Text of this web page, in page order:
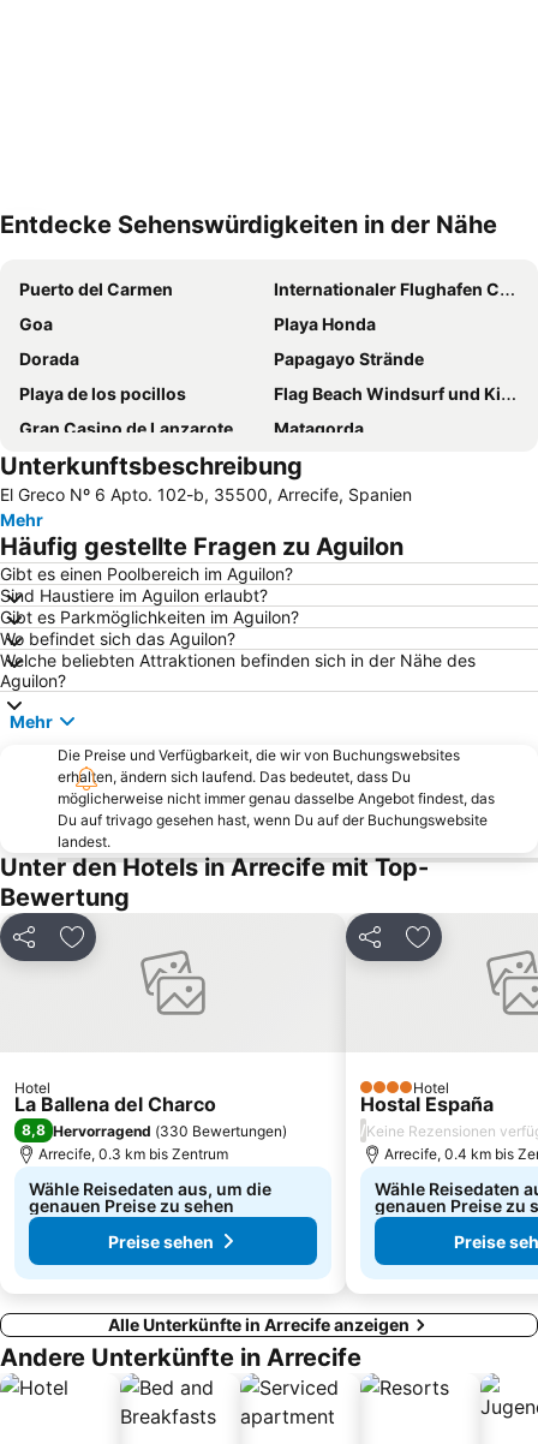
Entdecke Sehenswürdigkeiten in der Nähe
Puerto del Carmen
Internationaler Flughafen César Manrique-Lanzarote
Goa
Playa Honda
Dorada
Papagayo Strände
Playa de los pocillos
Flag Beach Windsurf und Kitesurf Centrum
Gran Casino de Lanzarote
Matagorda
Free Dolphin Diving
Plaza de las Dunas
Playa Flamingo
Los Pocillos
Alter Ortskern
Strand von Famara
Puerto deportivo Marina Rubicon
Avenida de las Playas
Ciudad Deportiva Lanzarote
de la Cruz o del Pozo
Insel Los Lobos
Dunas de Corralejo Natural Park
Aquapark Costa Teguise
De las Cucharas
Sporthafen Puerto Calero
Playa del Muelle Chico
Reducto-Strand
La Concha
Playa de San Juan
Timanfaya National Park
El Bajo Negro
Puerto Remedios-Las Agujas
Las Lajas de Punta Prieta
Charco de San Ginés
Aquarium Lanzarote
Playa de La Cocina
Unterkunftsbeschreibung
El Greco Nº 6 Apto. 102-b, 35500, Arrecife, Spanien
Mehr
Häufig gestellte Fragen zu Aguilon
Gibt es einen Poolbereich im Aguilon?
Sind Haustiere im Aguilon erlaubt?
Gibt es Parkmöglichkeiten im Aguilon?
Wo befindet sich das Aguilon?
Welche beliebten Attraktionen befinden sich in der Nähe des
Aguilon?
Mehr
Die Preise und Verfügbarkeit, die wir von Buchungswebsites
erhalten, ändern sich laufend. Das bedeutet, dass Du
möglicherweise nicht immer genau dasselbe Angebot findest, das
Du auf trivago gesehen hast, wenn Du auf der Buchungswebsite
landest.
Unter den Hotels in Arrecife mit Top-
Bewertung
Teilen Zu Favoriten hinzufügen
Hotel
La Ballena del Charco
8,8 Hervorragend (330 Bewertungen)
Arrecife, 0.3 km bis Zentrum
Wähle Reisedaten aus, um die
genauen Preise zu sehen
Preise sehen
Teilen Zu Favoriten
4 SterneHotel
Hostal España
/Keine Rezensionen
Arrecife, 0.4 km bis
Wähle Reisedaten
genauen Preise zu
Preise
Alle Unterkünfte in Arrecife anzeigen
Andere Unterkünfte in Arrecife